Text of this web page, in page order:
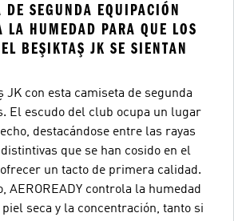
SEGUNDA EQUIPACIÓN
LA HUMEDAD PARA QUE LOS
BEŞIKTAŞ JK SE SIENTAN
JK con esta camiseta de segunda
El escudo del club ocupa un lugar
destacándose entre las rayas
que se han cosido en el
un tacto de primera calidad.
AEROREADY controla la humedad
seca y la concentración, tanto si